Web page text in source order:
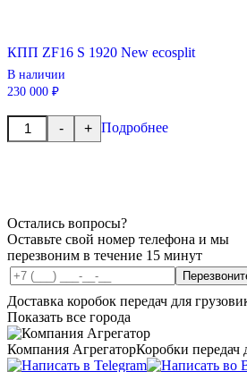
КПП ZF16 S 1920 New ecosplit
В наличии
230 000 ₽
-
Количество
товара
ecosplit
+ Подробнее
Остались вопросы?
Оставьте свой номер телефона и мы
перезвоним в течение 15 минут
Доставка коробок передач для
Показать все города
Компания АгрегаторКоробки передач